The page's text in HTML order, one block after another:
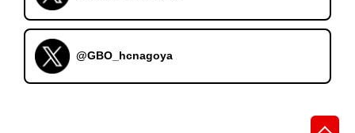
@GBO_hcnagoya